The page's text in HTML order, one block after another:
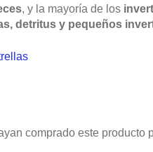
, y la mayoría de los
detritus y pequeños
comprado este producto